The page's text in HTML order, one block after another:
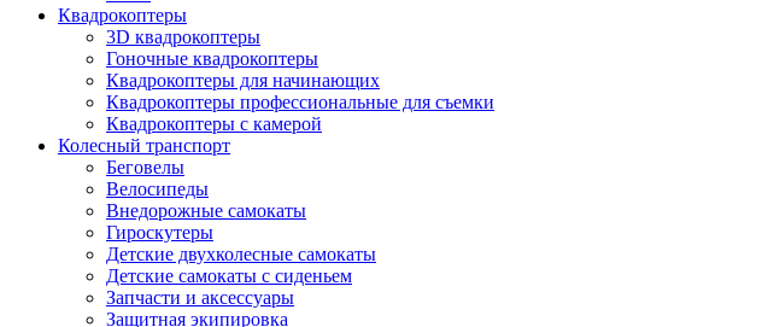
Квадрокоптеры
3D квадрокоптеры
Гоночные квадрокоптеры
Квадрокоптеры для начинающих
Квадрокоптеры профессиональные для съемки
Квадрокоптеры с камерой
Колесный транспорт
Беговелы
Велосипеды
Внедорожные самокаты
Гироскутеры
Детские двухколесные самокаты
Детские самокаты с сиденьем
Запчасти и аксессуары
Защитная экипировка